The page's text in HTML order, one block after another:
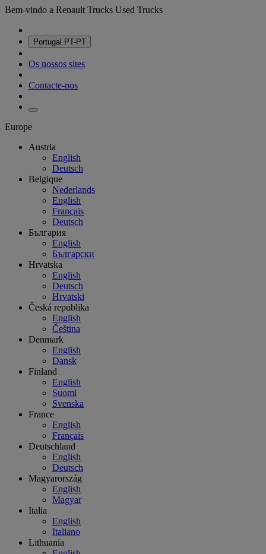
Bem-vindo a Renault Trucks Used Trucks
Portugal PT-PT
Os nossos sites
Contacte-nos
Europe
Austria
English
Deutsch
Belgique
Nederlands
English
Français
Deutsch
България
English
Български
Hrvatska
English
Deutsch
Hrvatski
Česká republika
English
Čeština
Denmark
English
Dansk
Finland
English
Suomi
Svenska
France
English
Français
Deutschland
English
Deutsch
Magyarország
English
Magyar
Italia
English
Italiano
Lithuania